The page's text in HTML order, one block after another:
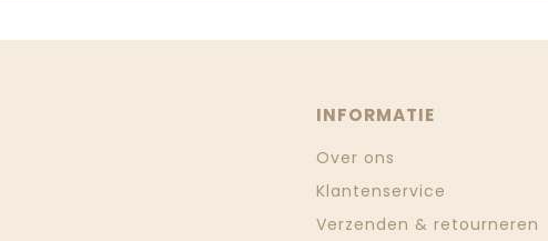
INFORMATIE
Over ons
Klantenservice
Verzenden & retourneren